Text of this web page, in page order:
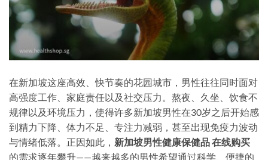
在新加坡这座高效、快节奏的花园城市，男性往往同时面对
高强度工作、家庭责任以及社交压力。熬夜、久坐、饮食不
规律以及环境压力，使得许多新加坡男性在30岁之后开始感
到精力下降、体力不足、专注力减弱，甚至出现免疫力波动
与情绪低落。正因如此， 新加坡男性健康保健品 在线购买
的需求逐年攀升——越来越多的男性希望通过科学、便捷的